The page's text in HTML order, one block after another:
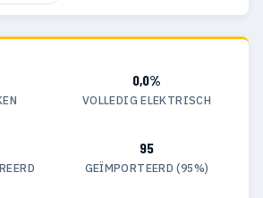
0,0%
VOLLEDIG ELEKTRISCH
95
GEÏMPORTEERD (95%)